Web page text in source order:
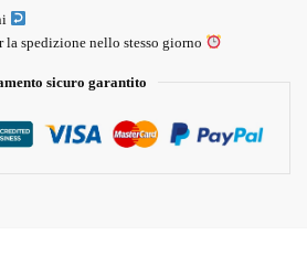
la spedizione nello stesso giorno
sicuro garantito